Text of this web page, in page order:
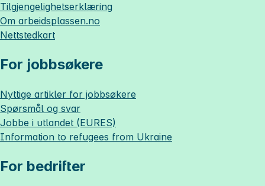
Tilgjengelighetserklæring
Om arbeidsplassen.no
Nettstedkart
For jobbsøkere
Nyttige artikler for jobbsøkere
Spørsmål og svar
Jobbe i utlandet (EURES)
Information to refugees from Ukraine
For bedrifter